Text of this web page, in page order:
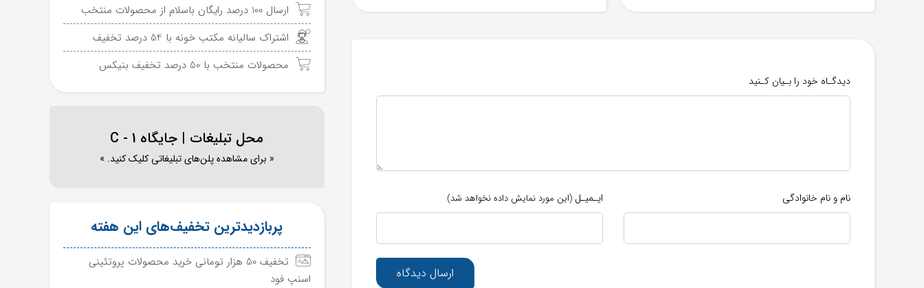
دیدگـاه خود را بـیان کـنید
نام و نام خانوادگی ایـمیـل (این مورد نمایش داده نخواهد شد)
ارسال دیدگاه
ارسال 100 درصد رایگان باسلام از محصولات منتخب
اشتراک سالیانه مکتب خونه با 54 درصد تخفیف
محصولات منتخب با 50 درصد تخفیف بنیکس
محل تبلیغات | جایگاه C - 1
« برای مشاهده پلن‌های تبلیغاتی کلیک کنید. »
پربازدیدترین تخفیف‌های این هفته
تخفیف 50 هزار تومانی خرید محصولات پروتئینی
اسنپ فود